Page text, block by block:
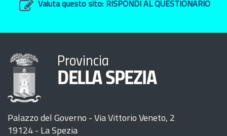
Valuta questo sito: RISPONDI AL QUESTIONARIO
Provincia
DELLA SPEZIA
Palazzo del Governo - Via Vittorio Veneto, 2
19124 - La Spezia